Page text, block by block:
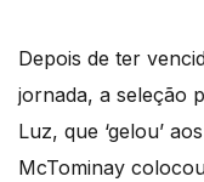
Depois de ter
jornada, a seleção
Luz, que ‘gelou’
McTominay